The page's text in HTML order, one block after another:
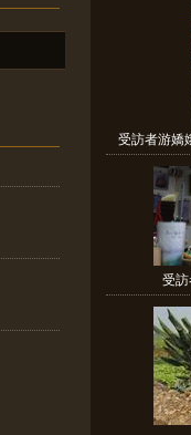
受訪者游嬌
受